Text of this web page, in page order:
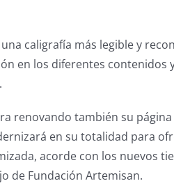
caligrafía más legible y
en los diferentes contenidos
renovando también su
en su totalidad para
acorde con los nuevos
de Fundación Artemisan.